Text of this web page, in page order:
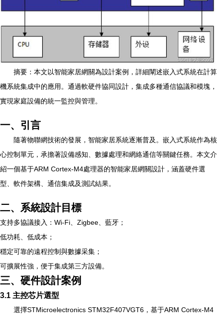
摘要：本文以智能家居網關為設計案例，詳細闡述嵌入式系統在計算
機系統集成中的應用。通過軟硬件協同設計，集成多種通信協議和模塊，
實現家庭設備的統一監控與管理。
一、引言
隨著物聯網技術的發展，智能家居系統逐漸普及。嵌入式系統作為核
心控制單元，承擔著設備感知、數據處理和網絡通信等關鍵任務。本文介
紹一個基于ARM Cortex-M4處理器的智能家居網關設計，涵蓋硬件選
型、軟件架構、通信集成及測試結果。
二、系統設計目標
支持多協議接入：Wi-Fi、Zigbee、藍牙；
低功耗、低成本；
穩定可靠的遠程控制與數據采集；
可擴展性強，便于集成第三方設備。
三、硬件設計案例
3.1 主控芯片選型
選擇STMicroelectronics STM32F407VGT6，基于ARM Cortex-M4